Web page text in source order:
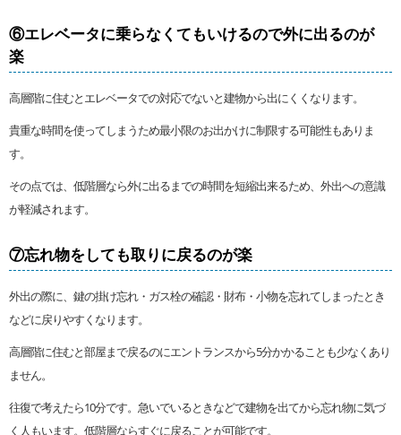
⑥エレベータに乗らなくてもいけるので外に出るのが
楽
高層階に住むとエレベータでの対応でないと建物から出にくくなります。
貴重な時間を使ってしまうため最小限のお出かけに制限する可能性もありま
す。
その点では、低階層なら外に出るまでの時間を短縮出来るため、外出への意識
が軽減されます。
⑦忘れ物をしても取りに戻るのが楽
外出の際に、鍵の掛け忘れ・ガス栓の確認・財布・小物を忘れてしまったとき
などに戻りやすくなります。
高層階に住むと部屋まで戻るのにエントランスから5分かかることも少なくあり
ません。
往復で考えたら10分です。急いでいるときなどで建物を出てから忘れ物に気づ
く人もいます。低階層ならすぐに戻ることが可能です。